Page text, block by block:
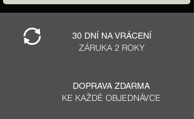
30 DNÍ NA VRÁCENÍ
ZÁRUKA 2 ROKY
DOPRAVA ZDARMA
KE KAŽDÉ OBJEDNÁVCE